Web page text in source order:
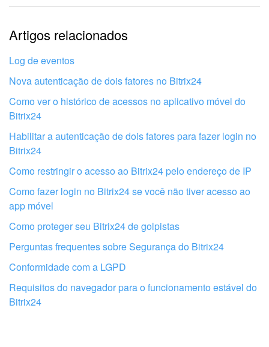
Informações estão desatualizadas
Explicação muito breve, preciso de mais informações
Não gosto de como esta ferramenta funciona
Obtenha seu Bitrix24 configurado por
profissionais locais
ENCONTRAR PARCEIRO BITRIX24 NAS PROXIMIDADES
Artigos relacionados
Log de eventos
Nova autenticação de dois fatores no Bitrix24
Como ver o histórico de acessos no aplicativo móvel do
Bitrix24
Habilitar a autenticação de dois fatores para fazer login no
Bitrix24
Como restringir o acesso ao Bitrix24 pelo endereço de IP
Como fazer login no Bitrix24 se você não tiver acesso ao
app móvel
Como proteger seu Bitrix24 de golpistas
Perguntas frequentes sobre Segurança do Bitrix24
Conformidade com a LGPD
Requisitos do navegador para o funcionamento estável do
Bitrix24